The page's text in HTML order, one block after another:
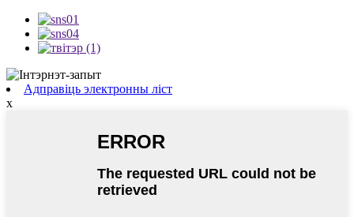
Адправіць электронны ліст
x